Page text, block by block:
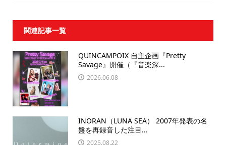
関連記事一覧
QUINCAMPOIX 自主企画『Pretty
Savage』開催（『音楽深...
2026.06.08
INORAN（LUNA SEA） 2007年発表の名
盤を再録音した注目...
2025.08.22